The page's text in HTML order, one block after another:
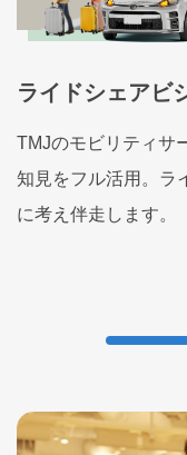
ライドシェアビ
TMJのモビリティサ
知見をフル活用。ラ
に考え伴走します。